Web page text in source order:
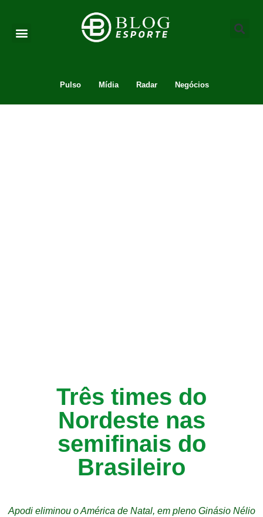
Pulso Mídia Radar Negócios
Três times do
Nordeste nas
semifinais do
Brasileiro
Apodi eliminou o América de Natal, em pleno Ginásio Nélio